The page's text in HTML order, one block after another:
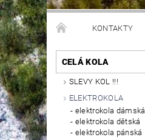
KONTAKTY
CELÁ KOLA
SLEVY KOL !!!
ELEKTROKOLA
elektrokola dámská
elektrokola dětská
elektrokola pánská